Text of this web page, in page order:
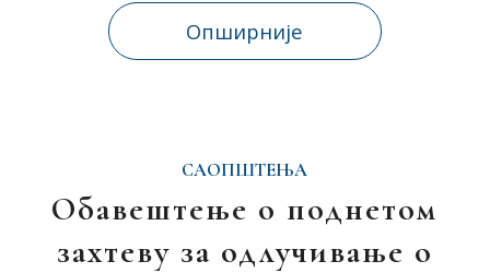
Опширније
САОПШТЕЊА
Обавештење о поднетом
захтеву за одлучивање о